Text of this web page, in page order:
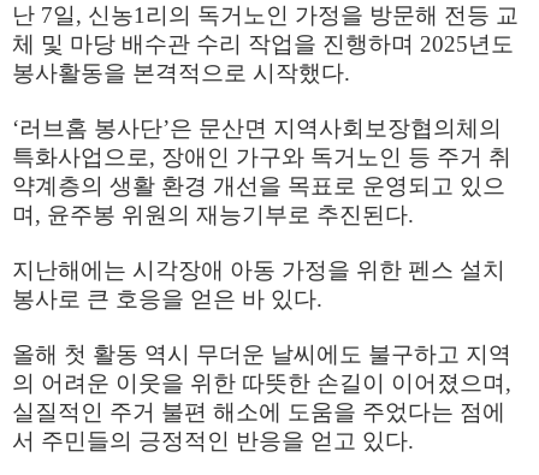
난 7일, 신농1 리의 독거노인 가정을 방문해 전등 교
체 및 마당 배수관 수리 작업을 진행하며 2025년도
봉사활동을 본격적으로 시작했다.
‘러브홈 봉사단’은 문산면 지역사회보장협의체의
특화사업으로, 장애인 가구와 독거노인 등 주거 취
약계층의 생활 환경 개선을 목표로 운영되고 있으
며, 윤주봉 위원의 재능기부로 추진된다.
지난해에는 시각장애 아동 가정을 위한 펜스 설치
봉사로 큰 호응을 얻은 바 있다.
올해 첫 활동 역시 무더운 날씨에도 불구하고 지역
의 어려운 이웃을 위한 따뜻한 손길이 이어졌으며,
실질적인 주거 불편 해소에 도움을 주었다는 점에
서 주민들의 긍정적인 반응을 얻고 있다.